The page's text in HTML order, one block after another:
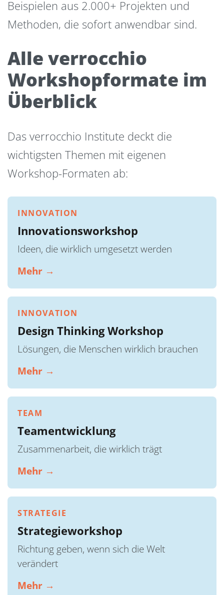
Beispielen aus 2.000+ Projekten und
Methoden, die sofort anwendbar sind.
Alle verrocchio
Workshopformate im
Überblick
Das verrocchio Institute deckt die
wichtigsten Themen mit eigenen
Workshop-Formaten ab:
INNOVATION
Innovationsworkshop
Ideen, die wirklich umgesetzt werden
Mehr →
INNOVATION
Design Thinking Workshop
Lösungen, die Menschen wirklich brauchen
Mehr →
TEAM
Teamentwicklung
Zusammenarbeit, die wirklich trägt
Mehr →
STRATEGIE
Strategieworkshop
Richtung geben, wenn sich die Welt
verändert
Mehr →